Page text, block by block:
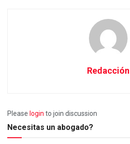
Redacción
Please login to join discussion
Necesitas un abogado?